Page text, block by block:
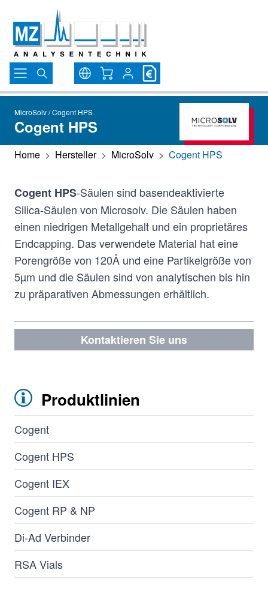
Direkt zum Inhalt
Warenkorb
MicroSolv / Cogent HPS
Cogent HPS
Home > Hersteller > MicroSolv > Cogent HPS
Cogent HPS-Säulen sind basendeaktivierte
Silica-Säulen von Microsolv. Die Säulen haben
einen niedrigen Metallgehalt und ein proprietäres
Endcapping. Das verwendete Material hat eine
Porengröße von 120Å und eine Partikelgröße von
5µm und die Säulen sind von analytischen bis hin
zu präparativen Abmessungen erhältlich.
Kontaktieren Sie uns
Produktlinien
Cogent
Cogent HPS
Cogent IEX
Cogent RP & NP
Di-Ad Verbinder
RSA Vials